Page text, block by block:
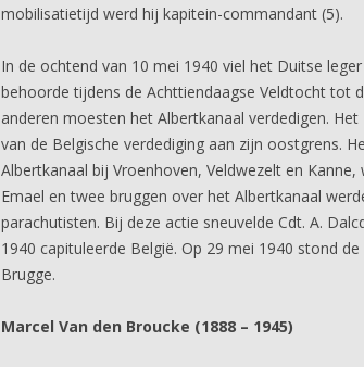
mobilisatietijd werd hij kapitein-commandant (5).
In de ochtend van 10 mei 1940 viel het Duitse
behoorde tijdens de Achttiendaagse Veldtocht tot
anderen moesten het Albertkanaal verdedigen.
van de Belgische verdediging aan zijn oostgrens.
Albertkanaal bij Vroenhoven, Veldwezelt en
Emael en twee bruggen over het Albertkanaal
parachutisten. Bij deze actie sneuvelde Cdt. A.
1940 capituleerde België. Op 29 mei 1940 stond
Brugge.
Marcel Van den Broucke (1888 – 1945)